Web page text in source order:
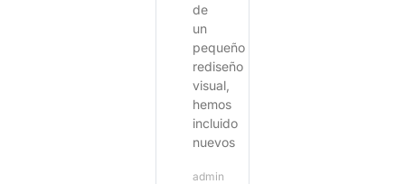
de
un
pequeño
rediseño
visual,
hemos
incluido
nuevos
admin